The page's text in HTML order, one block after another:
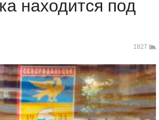
находится под
1827